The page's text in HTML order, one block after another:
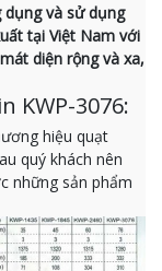
và sử dụng
tại Việt Nam với
diện rộng và xa,
KWP-3076:
hiệu quạt
quý khách nên
những sản phẩm